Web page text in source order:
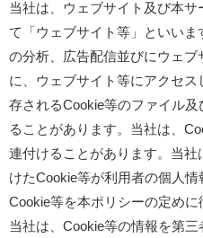
当社は、ウェブサイト及び本
て「ウェブサイト等」といい
の分析、広告配信並びにウェ
に、ウェブサイト等にアクセ
存されるCookie等のファイル
ることがあります。当社は、
連付けることがあります。当
けたCookie等が利用者の個人
Cookie等を本ポリシーの定めに
当社は、Cookie等の情報を第